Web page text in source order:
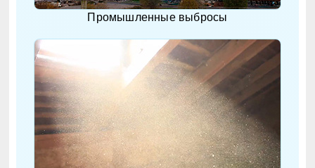
Промышленные выбросы